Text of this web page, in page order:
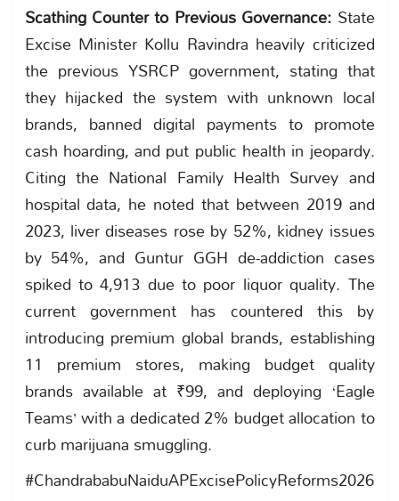
Scathing Counter to Previous Governance: State
Excise Minister Kollu Ravindra heavily criticized
the previous YSRCP government, stating that
they hijacked the system with unknown local
brands, banned digital payments to promote
cash hoarding, and put public health in jeopardy.
Citing the National Family Health Survey and
hospital data, he noted that between 2019 and
2023, liver diseases rose by 52%, kidney issues
by 54%, and Guntur GGH de-addiction cases
spiked to 4,913 due to poor liquor quality. The
current government has countered this by
introducing premium global brands, establishing
11 premium stores, making budget quality
brands available at ₹99, and deploying ‘Eagle
Teams’ with a dedicated 2% budget allocation to
curb marijuana smuggling.
#ChandrababuNaiduAPExcisePolicyReforms2026